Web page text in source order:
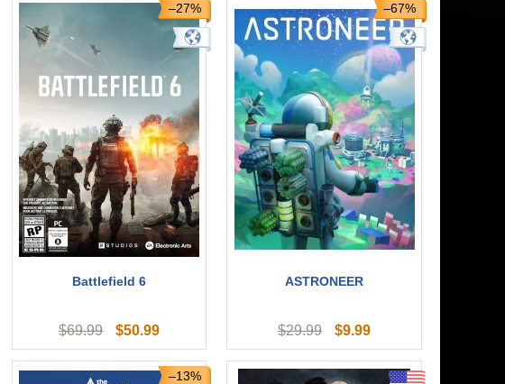
–27%
Battlefield 6
$69.99 $50.99
–67%
ASTRONEER
$29.99 $9.99
–13%